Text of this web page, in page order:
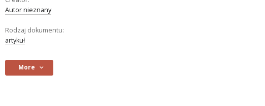
Autor nieznany
Rodzaj dokumentu:
artykuł
More